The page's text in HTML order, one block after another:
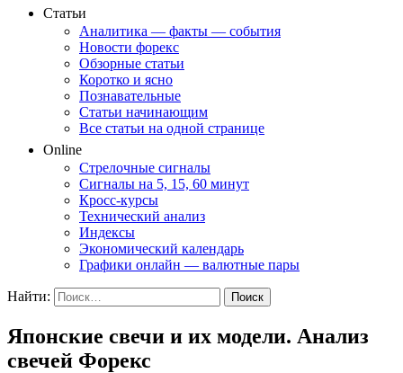
Статьи
Аналитика — факты — события
Новости форекс
Обзорные статьи
Коротко и ясно
Познавательные
Статьи начинающим
Все статьи на одной странице
Online
Стрелочные сигналы
Сигналы на 5, 15, 60 минут
Кросс-курсы
Технический анализ
Индексы
Экономический календарь
Графики онлайн — валютные пары
Найти:
Японские свечи и их модели. Анализ
свечей Форекс